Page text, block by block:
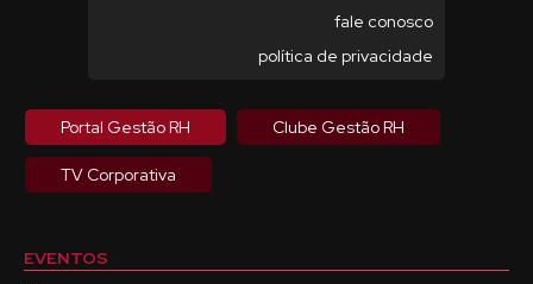
fale conosco
política de privacidade
Portal Gestão RH Clube Gestão RH
TV Corporativa
EVENTOS